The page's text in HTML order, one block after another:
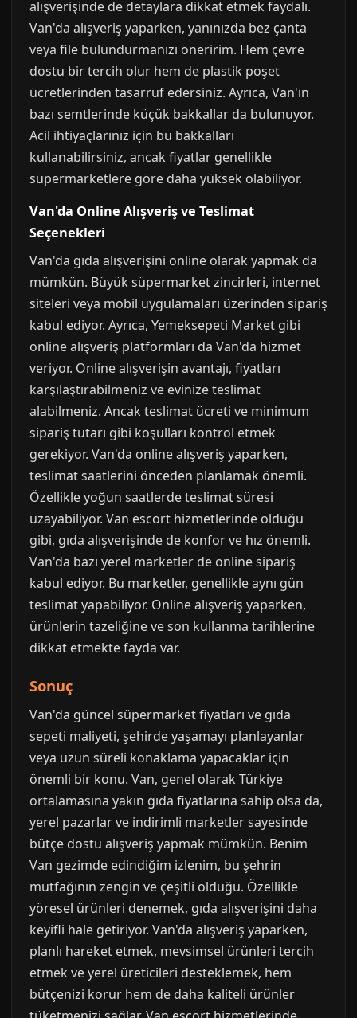
alışverişinde de detaylara dikkat etmek faydalı.
Van'da alışveriş yaparken, yanınızda bez çanta
veya file bulundurmanızı öneririm. Hem çevre
dostu bir tercih olur hem de plastik poşet
ücretlerinden tasarruf edersiniz. Ayrıca, Van'ın
bazı semtlerinde küçük bakkallar da bulunuyor.
Acil ihtiyaçlarınız için bu bakkalları
kullanabilirsiniz, ancak fiyatlar genellikle
süpermarketlere göre daha yüksek olabiliyor.
Van'da Online Alışveriş ve Teslimat
Seçenekleri
Van'da gıda alışverişini online olarak yapmak da
mümkün. Büyük süpermarket zincirleri, internet
siteleri veya mobil uygulamaları üzerinden sipariş
kabul ediyor. Ayrıca, Yemeksepeti Market gibi
online alışveriş platformları da Van'da hizmet
veriyor. Online alışverişin avantajı, fiyatları
karşılaştırabilmeniz ve evinize teslimat
alabilmeniz. Ancak teslimat ücreti ve minimum
sipariş tutarı gibi koşulları kontrol etmek
gerekiyor. Van'da online alışveriş yaparken,
teslimat saatlerini önceden planlamak önemli.
Özellikle yoğun saatlerde teslimat süresi
uzayabiliyor. Van escort hizmetlerinde olduğu
gibi, gıda alışverişinde de konfor ve hız önemli.
Van'da bazı yerel marketler de online sipariş
kabul ediyor. Bu marketler, genellikle aynı gün
teslimat yapabiliyor. Online alışveriş yaparken,
ürünlerin tazeliğine ve son kullanma tarihlerine
dikkat etmekte fayda var.
Sonuç
Van'da güncel süpermarket fiyatları ve gıda
sepeti maliyeti, şehirde yaşamayı planlayanlar
veya uzun süreli konaklama yapacaklar için
önemli bir konu. Van, genel olarak Türkiye
ortalamasına yakın gıda fiyatlarına sahip olsa da,
yerel pazarlar ve indirimli marketler sayesinde
bütçe dostu alışveriş yapmak mümkün. Benim
Van gezimde edindiğim izlenim, bu şehrin
mutfağının zengin ve çeşitli olduğu. Özellikle
yöresel ürünleri denemek, gıda alışverişini daha
keyifli hale getiriyor. Van'da alışveriş yaparken,
planlı hareket etmek, mevsimsel ürünleri tercih
etmek ve yerel üreticileri desteklemek, hem
bütçenizi korur hem de daha kaliteli ürünler